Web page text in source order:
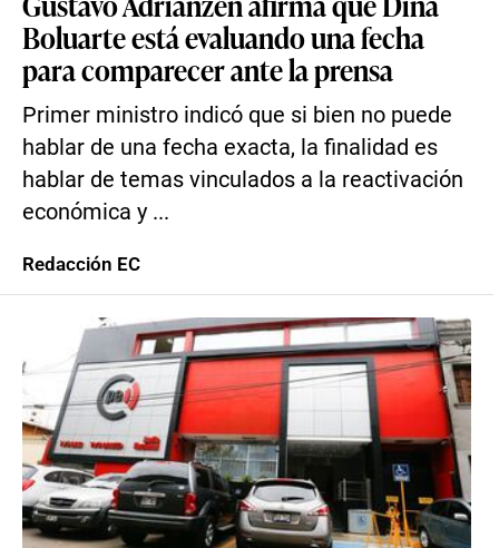
Boluarte está evaluando una fecha
para comparecer ante la prensa
Primer ministro indicó que si bien no puede
hablar de una fecha exacta, la finalidad es
hablar de temas vinculados a la reactivación
económica y ...
Redacción EC